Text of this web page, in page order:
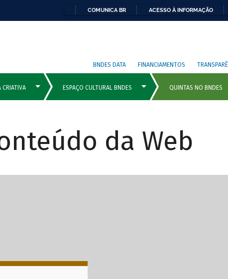
COMUNICA BR ACESSO À INFORMAÇÃO
BNDES DATA FINANCIAMENTOS
da Web
com